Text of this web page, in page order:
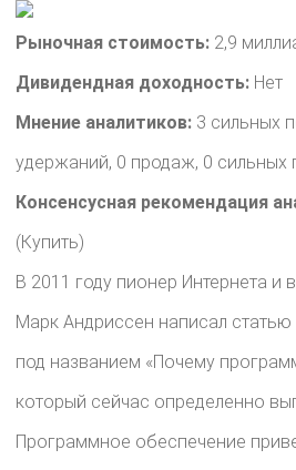
Рыночная стоимость: 2,9
Дивидендная доходность: Нет
Мнение аналитиков: 3 сильных
удержаний, 0 продаж, 0 сильных
Консенсусная рекомендация
(Купить)
В 2011 году пионер Интернета и
Марк Андриссен написал статью
под названием «Почему
который сейчас определенно
Программное обеспечение